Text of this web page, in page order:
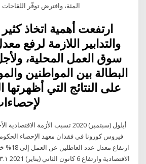
المئة، وافترض توفّر
ارتفعت أهمية اتخاذ
والتدابير اللازمة لرفع
سوق العمل المحلية،
البطالة بين المواطنين
على النتائج التي أظهرتها
فيروس كورونا في فقدان معهد الإحصاء
ارتفاع